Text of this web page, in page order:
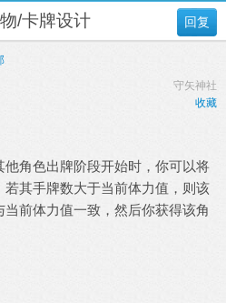
回复
/卡牌设计
守矢神社
收藏
角色出牌阶段开始时，你可以将
其手牌数大于当前体力值，则该
前体力值一致，然后你获得该角